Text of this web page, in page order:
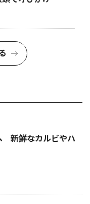
新鮮なカルビやハ